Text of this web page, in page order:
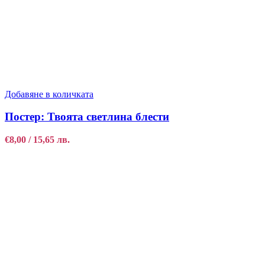
Добавяне в количката
Постер: Твоята светлина блести
€8,00 / 15,65 лв.